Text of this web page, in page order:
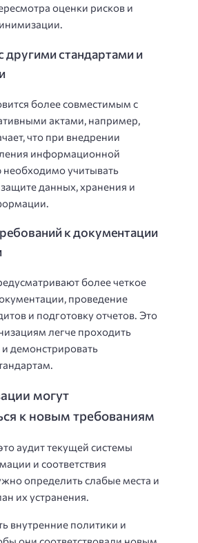
оценки рисков и
другими стандартами и
более совместимым с
актами, например,
что при внедрении
информационной
необходимо учитывать
данных, хранения и
к документации
более четкое
проведение
и подготовку отчетов. Это
легче проходить
демонстрировать
могут
к новым требованиям
аудит текущей системы
и соответствия
определить слабые места и
их устранения.
внутренние политики и